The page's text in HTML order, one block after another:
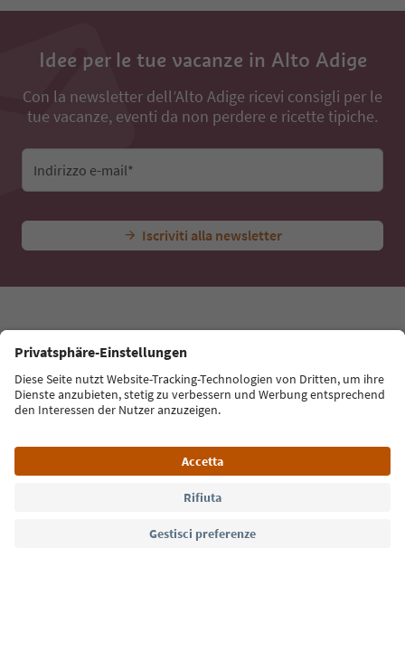
Idee per le tue vacanze in Alto Adige
Con la newsletter dell’Alto Adige ricevi consigli per le
tue vacanze, eventi da non perdere e ricette tipiche.
Indirizzo e-mail*
Iscriviti alla newsletter